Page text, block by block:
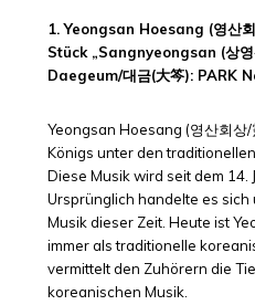
1. Yeongsan Hoesang (영산
Stück „Sangnyeongsan (상영
Daegeum/대금(大笒): PARK
Yeongsan Hoesang (영산회상
Königs unter den
Diese Musik wird seit dem 14.
Ursprünglich handelte es sich
Musik dieser Zeit. Heute ist
immer als traditionelle
vermittelt den Zuhörern die
koreanischen Musik.